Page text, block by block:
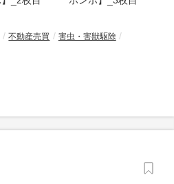
不動産売買
害虫・害獣駆除